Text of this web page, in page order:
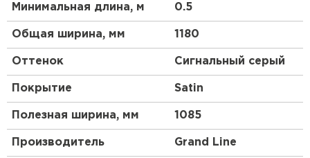
Минимальная длина, м 0.5
Общая ширина, мм 1180
Оттенок Сигнальный серый
Покрытие Satin
Полезная ширина, мм 1085
Производитель Grand Line